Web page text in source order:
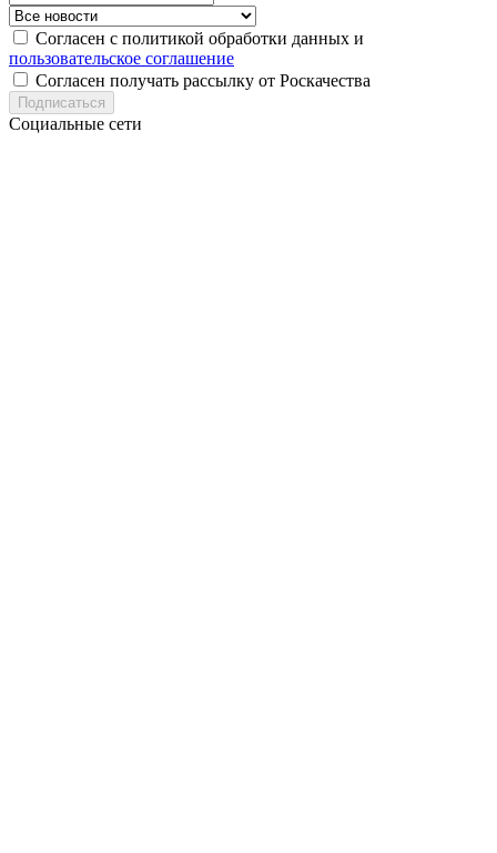
Согласен с политикой обработки данных и
пользовательское соглашение
Согласен получать рассылку от Роскачества
Подписаться
Социальные сети